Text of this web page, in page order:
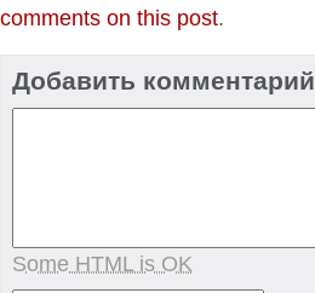
comments on this post.
Добавить комментарий
Some HTML is OK